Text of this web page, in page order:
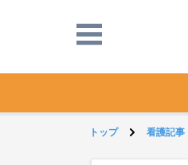
トップ 看護記事